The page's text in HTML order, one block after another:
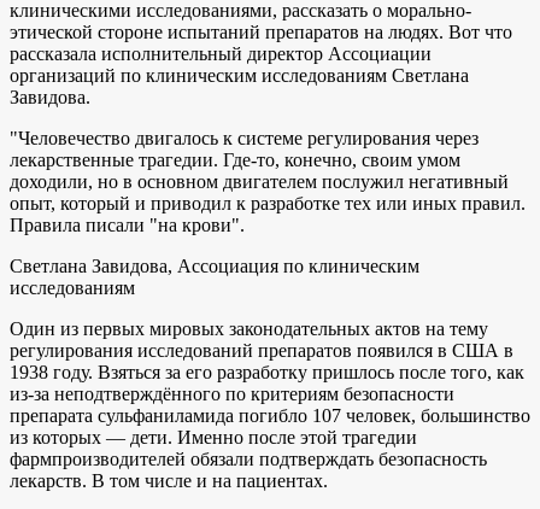
клиническими исследованиями, рассказать о морально-
этической стороне испытаний препаратов на людях. Вот что
рассказала исполнительный директор Ассоциации
организаций по клиническим исследованиям Светлана
Завидова.
"Человечество двигалось к системе регулирования через
лекарственные трагедии. Где-то, конечно, своим умом
доходили, но в основном двигателем послужил негативный
опыт, который и приводил к разработке тех или иных правил.
Правила писали "на крови".
Светлана Завидова, Ассоциация по клиническим
исследованиям
Один из первых мировых законодательных актов на тему
регулирования исследований препаратов появился в США в
1938 году. Взяться за его разработку пришлось после того, как
из-за неподтверждённого по критериям безопасности
препарата сульфаниламида погибло 107 человек, большинство
из которых — дети. Именно после этой трагедии
фармпроизводителей обязали подтверждать безопасность
лекарств. В том числе и на пациентах.